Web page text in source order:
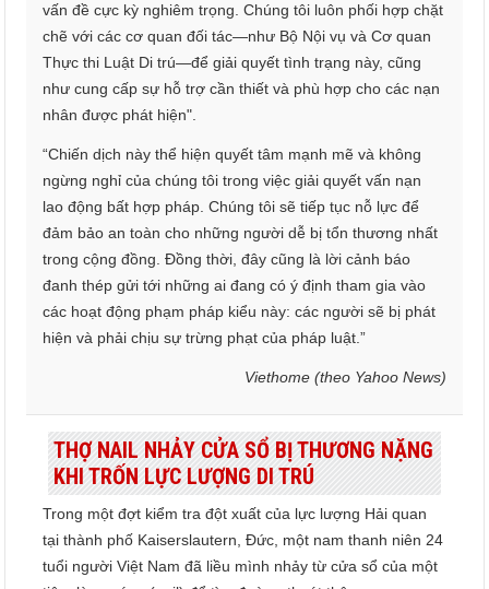
vấn đề cực kỳ nghiêm trọng. Chúng tôi luôn phối hợp chặt
chẽ với các cơ quan đối tác—như Bộ Nội vụ và Cơ quan
Thực thi Luật Di trú—để giải quyết tình trạng này, cũng
như cung cấp sự hỗ trợ cần thiết và phù hợp cho các nạn
nhân được phát hiện".
“Chiến dịch này thể hiện quyết tâm mạnh mẽ và không
ngừng nghỉ của chúng tôi trong việc giải quyết vấn nạn
lao động bất hợp pháp. Chúng tôi sẽ tiếp tục nỗ lực để
đảm bảo an toàn cho những người dễ bị tổn thương nhất
trong cộng đồng. Đồng thời, đây cũng là lời cảnh báo
đanh thép gửi tới những ai đang có ý định tham gia vào
các hoạt động phạm pháp kiểu này: các người sẽ bị phát
hiện và phải chịu sự trừng phạt của pháp luật.”
Viethome (theo Yahoo News)
THỢ NAIL NHẢY CỬA SỔ BỊ THƯƠNG NẶNG
KHI TRỐN LỰC LƯỢNG DI TRÚ
Trong một đợt kiểm tra đột xuất của lực lượng Hải quan
tại thành phố Kaiserslautern, Đức, một nam thanh niên 24
tuổi người Việt Nam đã liều mình nhảy từ cửa sổ của một